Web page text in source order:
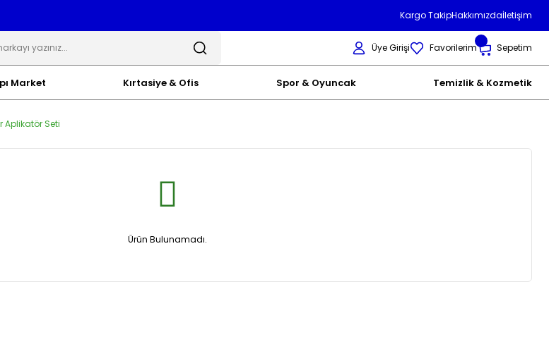
Kargo TakipHakkımızdaİletişim
Üye Girişi Favorilerim Sepetim
Market Kırtasiye & Ofis Spor & Oyuncak Temizlik & Kozmetik
Aplikatör Seti
Ürün Bulunamadı.